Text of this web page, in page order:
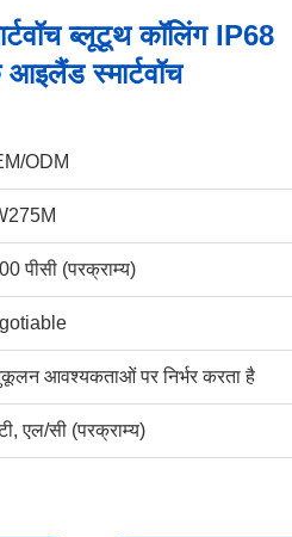
ब्लूटूथ कॉलिंग IP68
स्मार्टवॉच
ODM
पीसी (परक्राम्य)
आवश्यकताओं पर निर्भर करता है
एल/सी (परक्राम्य)